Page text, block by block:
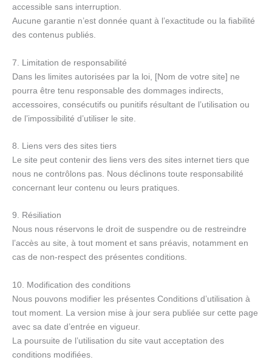
accessible sans interruption.
Aucune garantie n’est donnée quant à l’exactitude ou la fiabilité
des contenus publiés.
7. Limitation de responsabilité
Dans les limites autorisées par la loi, [Nom de votre site] ne
pourra être tenu responsable des dommages indirects,
accessoires, consécutifs ou punitifs résultant de l’utilisation ou
de l’impossibilité d’utiliser le site.
8. Liens vers des sites tiers
Le site peut contenir des liens vers des sites internet tiers que
nous ne contrôlons pas. Nous déclinons toute responsabilité
concernant leur contenu ou leurs pratiques.
9. Résiliation
Nous nous réservons le droit de suspendre ou de restreindre
l’accès au site, à tout moment et sans préavis, notamment en
cas de non-respect des présentes conditions.
10. Modification des conditions
Nous pouvons modifier les présentes Conditions d’utilisation à
tout moment. La version mise à jour sera publiée sur cette page
avec sa date d’entrée en vigueur.
La poursuite de l’utilisation du site vaut acceptation des
conditions modifiées.